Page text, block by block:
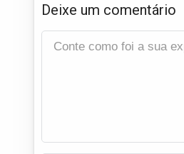
Deixe um comentário